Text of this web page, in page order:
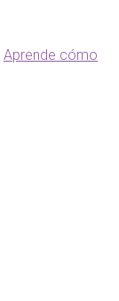
Aprende cómo